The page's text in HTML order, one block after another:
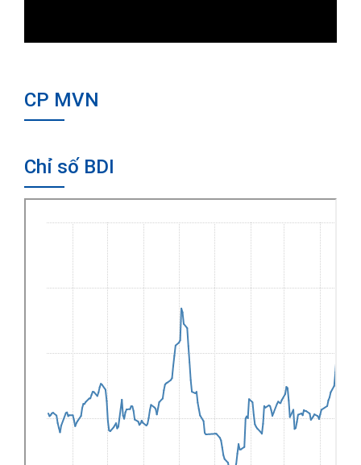
CP MVN
Chỉ số BDI